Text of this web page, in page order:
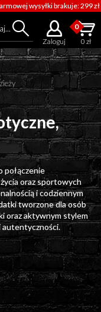
od
do
Zaloguj
wysyłki brakuje: 299 zł
0
0 zł
połączenie
oraz sportowych
i codziennym
tworzone dla osób
oraz aktywnym stylem
autentyczności.